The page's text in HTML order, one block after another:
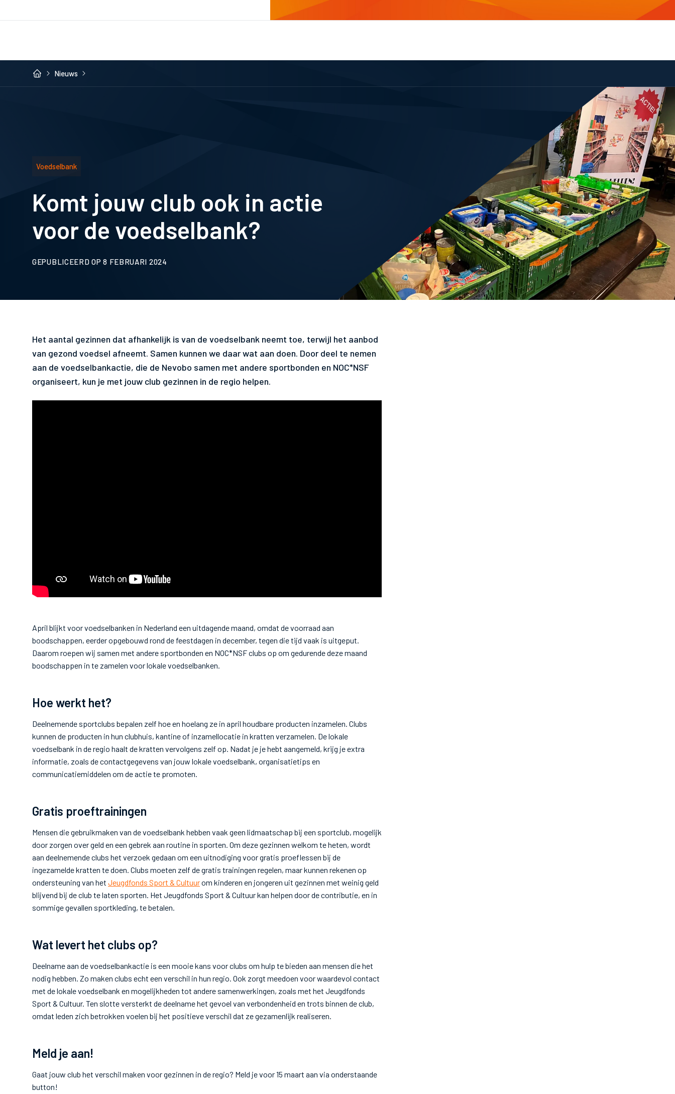
Nieuws
Voedselbank
Komt jouw club ook in actie
voor de voedselbank?
GEPUBLICEERD OP 8 FEBRUARI 2024
Het aantal gezinnen dat afhankelijk is van de voedselbank neemt toe, terwijl het aanbod
van gezond voedsel afneemt. Samen kunnen we daar wat aan doen. Door deel te nemen
aan de voedselbankactie, die de Nevobo samen met andere sportbonden en NOC*NSF
organiseert, kun je met jouw club gezinnen in de regio helpen.
April blijkt voor voedselbanken in Nederland een uitdagende maand, omdat de voorraad aan
boodschappen, eerder opgebouwd rond de feestdagen in december, tegen die tijd vaak is uitgeput.
Daarom roepen wij samen met andere sportbonden en NOC*NSF clubs op om gedurende deze maand
boodschappen in te zamelen voor lokale voedselbanken.
Hoe werkt het?
Deelnemende sportclubs bepalen zelf hoe en hoelang ze in april houdbare producten inzamelen. Clubs
kunnen de producten in hun clubhuis, kantine of inzamellocatie in kratten verzamelen. De lokale
voedselbank in de regio haalt de kratten vervolgens zelf op. Nadat je je hebt aangemeld, krijg je extra
informatie, zoals de contactgegevens van jouw lokale voedselbank, organisatietips en
communicatiemiddelen om de actie te promoten.
Gratis proeftrainingen
Mensen die gebruikmaken van de voedselbank hebben vaak geen lidmaatschap bij een sportclub, mogelijk
door zorgen over geld en een gebrek aan routine in sporten. Om deze gezinnen welkom te heten, wordt
aan deelnemende clubs het verzoek gedaan om een uitnodiging voor gratis proeflessen bij de
ingezamelde kratten te doen. Clubs moeten zelf de gratis trainingen regelen, maar kunnen rekenen op
ondersteuning van het Jeugdfonds Sport & Cultuurom kinderen en jongeren uit gezinnen met weinig geld
blijvend bij de club te laten sporten. Het Jeugdfonds Sport & Cultuur kan helpen door de contributie, en in
sommige gevallen sportkleding, te betalen.
Wat levert het clubs op?
Deelname aan de voedselbankactie is een mooie kans voor clubs om hulp te bieden aan mensen die het
nodig hebben. Zo maken clubs echt een verschil in hun regio. Ook zorgt meedoen voor waardevol contact
met de lokale voedselbank en mogelijkheden tot andere samenwerkingen, zoals met het Jeugdfonds
Sport & Cultuur. Ten slotte versterkt de deelname het gevoel van verbondenheid en trots binnen de club,
omdat leden zich betrokken voelen bij het positieve verschil dat ze gezamenlijk realiseren.
Meld je aan!
Gaat jouw club het verschil maken voor gezinnen in de regio? Meld je voor 15 maart aan via onderstaande
button!